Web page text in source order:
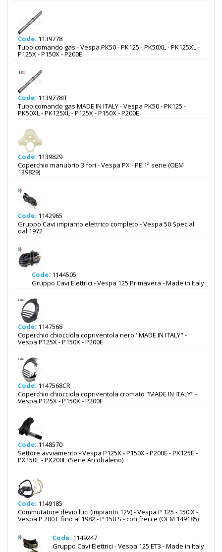
Code: 1139778
Tubo comando gas - Vespa PK50 - PK125 - PK50XL - PK125XL -
P125X - P150X - P200E
Code: 1139778IT
Tubo comando gas MADE IN ITALY - Vespa PK50 - PK125 -
PK50XL - PK125XL - P125X - P150X - P200E
Code: 1139829
Coperchio manubrio 3 fori - Vespa PX - PE 1ª serie (OEM
139829)
Code: 1142965
Gruppo Cavi impianto elettrico completo - Vespa 50 Special
dal 1972
Code: 1144505
Gruppo Cavi Elettrici - Vespa 125 Primavera - Made in Italy
Code: 1147568
Coperchio chiocciola copriventola nero "MADE IN ITALY" -
Vespa P125X - P150X - P200E
Code: 1147568CR
Coperchio chiocciola copriventola cromato "MADE IN ITALY" -
Vespa P125X - P150X - P200E
Code: 1148570
Settore avviamento - Vespa P125X - P150X - P200E - PX125E -
PX150E - PX200E (Serie Arcobaleno)
Code: 1149185
Commutatore devio luci (impianto 12V) - Vespa P 125 - 150 X -
Vespa P 200 E fino al 1982 - P 150 S - con frecce (OEM 149185)
Code: 1149247
Gruppo Cavi Elettrici - Vespa 125 ET3 - Made in Italy